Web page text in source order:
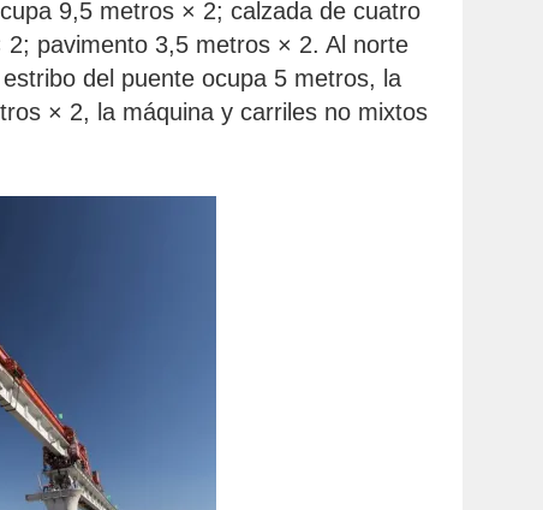
9,5 metros × 2; calzada de cuatro
pavimento 3,5 metros × 2. Al norte
del puente ocupa 5 metros, la
× 2, la máquina y carriles no mixtos